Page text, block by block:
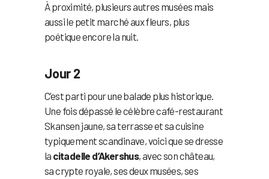
À proximité, plusieurs autres musées mais
aussi le petit marché aux fleurs, plus
poétique encore la nuit.
Jour 2
C’est parti pour une balade plus historique.
Une fois dépassé le célèbre café-restaurant
Skansen jaune, sa terrasse et sa cuisine
typiquement scandinave, voici que se dresse
la citadelle d’Akershus, avec son château,
sa crypte royale, ses deux musées, ses